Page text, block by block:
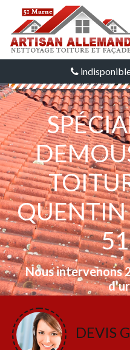
QUENTIN
Nous intervenons
DEVIS